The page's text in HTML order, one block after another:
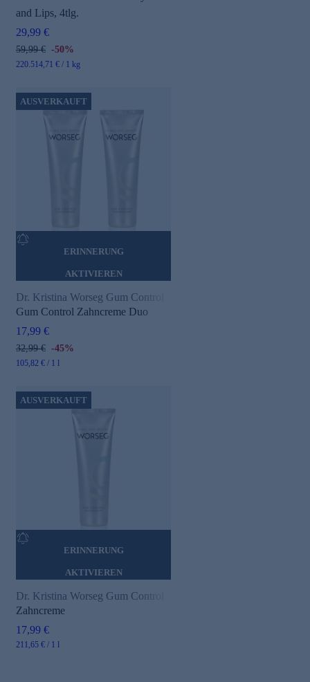
and Lips, 4tlg.
29,99 €
59,99 € -50%
220.514,71 € / 1 kg
AUSVERKAUFT
ERINNERUNG
AKTIVIEREN
Dr. Kristina Worseg Gum Control
Gum Control Zahncreme Duo
17,99 €
32,99 € -45%
105,82 € / 1 l
AUSVERKAUFT
ERINNERUNG
AKTIVIEREN
Dr. Kristina Worseg Gum Control
Zahncreme
17,99 €
211,65 € / 1 l